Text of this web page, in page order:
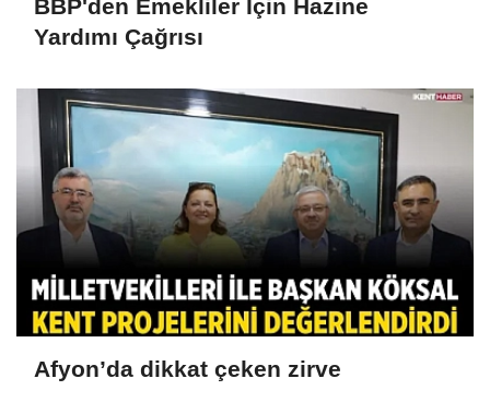
BBP'den Emekliler İçin Hazine
Yardımı Çağrısı
Afyon’da dikkat çeken zirve